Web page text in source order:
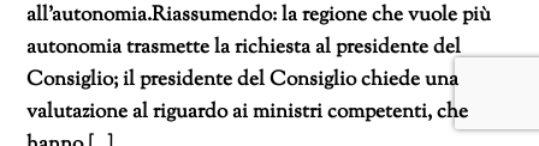
all’autonomia.Riassumendo: la regione che vuole più
autonomia trasmette la richiesta al presidente del
Consiglio; il presidente del Consiglio chiede una
valutazione al riguardo ai ministri competenti, che